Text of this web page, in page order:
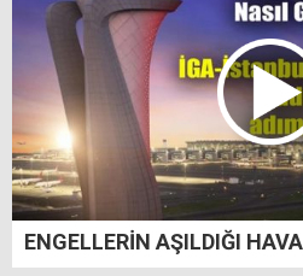
ENGELLERİN AŞILDIĞI